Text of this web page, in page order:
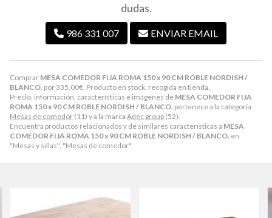
Comprar MESA COMEDOR FIJA ROMA 150 x 90 CM ROBLE NORDISH /
BLANCO. por335,00€ . Producto en stock, recogida en tienda.
Precio, información, características e imágenes de MESA COMEDOR FIJA
ROMA 150 x 90 CM ROBLE NORDISH / BLANCO. pertenece a la categoría
Mesas de comedor (11) y a la marca Adec group (52).
Encuentra productos relacionados y de similares características a MESA
COMEDOR FIJA ROMA 150 x 90 CM ROBLE NORDISH / BLANCO. en
"Mesas y sillas", "Mesas de comedor".
dudas.
986 331 007 ENVIAR EMAIL